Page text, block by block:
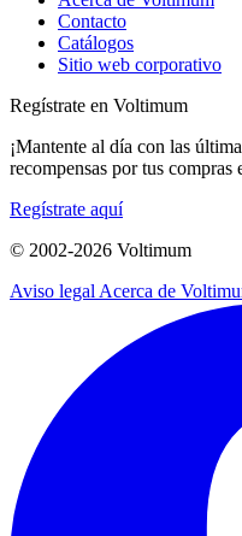
Contacto
Catálogos
Sitio web corporativo
Regístrate en Voltimum
¡Mantente al día con las
recompensas por tus compras
Regístrate aquí
© 2002-2026 Voltimum
Aviso legal Acerca de